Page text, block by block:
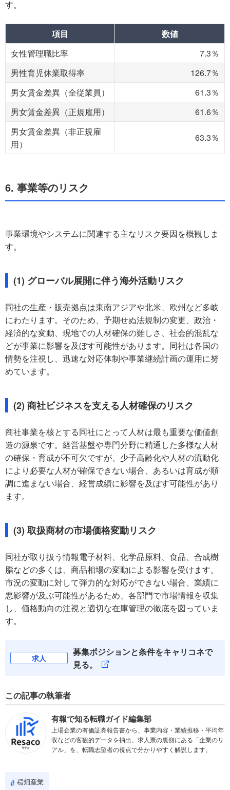
す。
項目
数値
女性管理職比率
7.3％
男性育児休業取得率
126.7％
男女賃金差異（全従業員）
61.3％
男女賃金差異（正規雇用）
61.6％
男女賃金差異（非正規雇
用）
63.3％
6. 事業等のリスク
事業環境やシステムに関連する主なリスク要因を概観しま
す。
(1) グローバル展開に伴う海外活動リスク
同社の生産・販売拠点は東南アジアや北米、欧州など多岐
にわたります。そのため、予期せぬ法規制の変更、政治・
経済的な変動、現地での人材確保の難しさ、社会的混乱な
どが事業に影響を及ぼす可能性があります。同社は各国の
情勢を注視し、迅速な対応体制や事業継続計画の運用に努
めています。
(2) 商社ビジネスを支える人材確保のリスク
商社事業を核とする同社にとって人材は最も重要な価値創
造の源泉です。経営基盤や専門分野に精通した多様な人材
の確保・育成が不可欠ですが、少子高齢化や人材の流動化
により必要な人材が確保できない場合、あるいは育成が順
調に進まない場合、経営成績に影響を及ぼす可能性があり
ます。
(3) 取扱商材の市場価格変動リスク
同社が取り扱う情報電子材料、化学品原料、食品、合成樹
脂などの多くは、商品相場の変動による影響を受けます。
市況の変動に対して弾力的な対応ができない場合、業績に
悪影響が及ぶ可能性があるため、各部門で市場情報を収集
し、価格動向の注視と適切な在庫管理の徹底を図っていま
す。
求人
募集ポジションと条件をキャリコネで
見る。
この記事の執筆者
有報で知る転職ガイド編集部
上場企業の有価証券報告書から、事業内容・業績推移・平均年
収などの客観的データを抽出。求人票の裏側にある「企業のリ
アル」を、転職志望者の視点で分かりやすく解説します。
稲畑産業